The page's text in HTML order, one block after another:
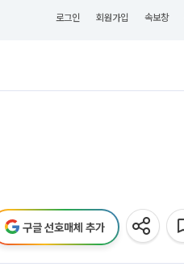
로그인 회원가입 속보창
구글 선호매체 추가